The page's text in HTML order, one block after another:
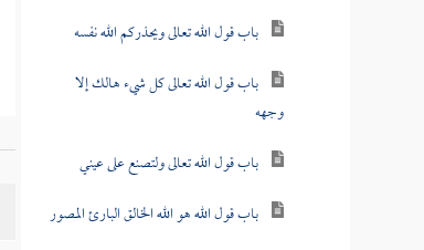
باب قول الله تعالى ويحذركم الله نفسه
باب قول الله تعالى كل شيء هالك إلا
وجهه
باب قول الله تعالى ولتصنع على عيني
باب قول الله هو الله الخالق البارئ المصور